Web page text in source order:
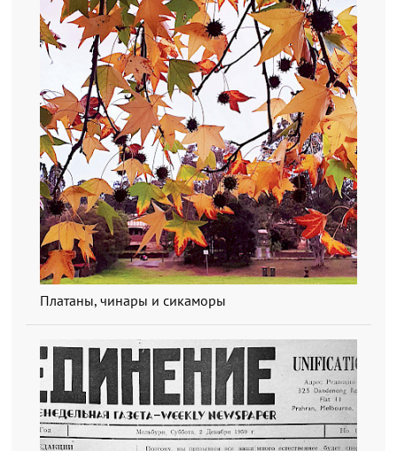
Платаны, чинары и сикаморы